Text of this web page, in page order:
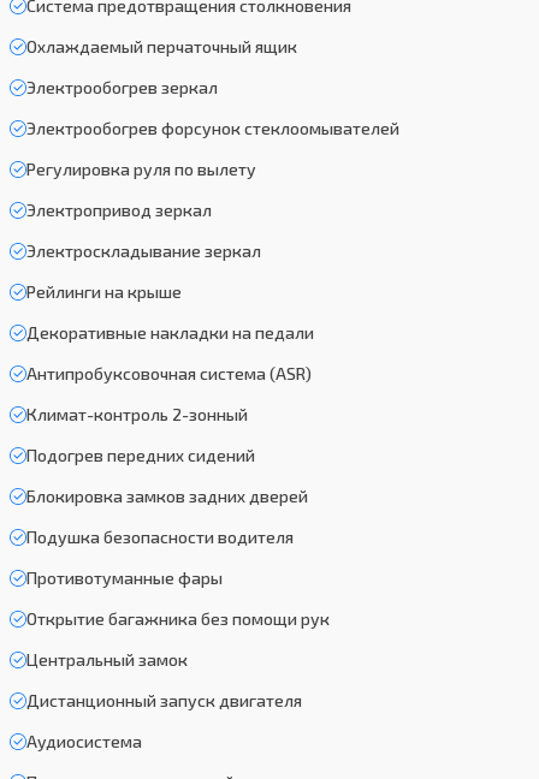
Система предотвращения столкновения
Охлаждаемый перчаточный ящик
Электрообогрев зеркал
Электрообогрев форсунок стеклоомывателей
Регулировка руля по вылету
Электропривод зеркал
Электроскладывание зеркал
Рейлинги на крыше
Декоративные накладки на педали
Антипробуксовочная система (ASR)
Климат-контроль 2-зонный
Подогрев передних сидений
Блокировка замков задних дверей
Подушка безопасности водителя
Противотуманные фары
Открытие багажника без помощи рук
Центральный замок
Дистанционный запуск двигателя
Аудиосистема